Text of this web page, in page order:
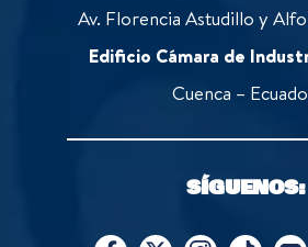
Av. Florencia Astudillo y
Edificio Cámara de
Cuenca –
SÍGUENOS: